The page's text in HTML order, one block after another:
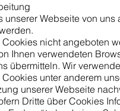
Webseite von uns
nicht angeboten
Ihnen verwendeten
übermitteln. Wir
unter anderem
unserer Webseite
Dritte über Cookies